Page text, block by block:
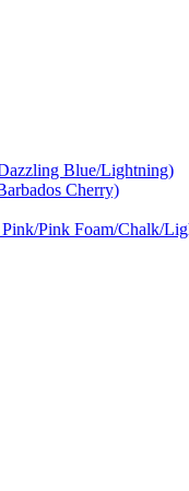
Blue/Lightning)
Cherry)
Pink Foam/Chalk/